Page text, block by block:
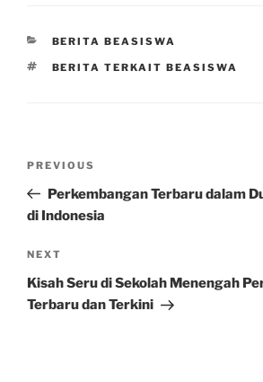
CATEGORIES
BERITA BEASISWA
TAGS
BERITA TERKAIT BEASISWA
Previous
Post
PREVIOUS
Perkembangan Terbaru dalam
di Indonesia
Next
Post
NEXT
Kisah Seru di Sekolah Menengah
Terbaru dan Terkini